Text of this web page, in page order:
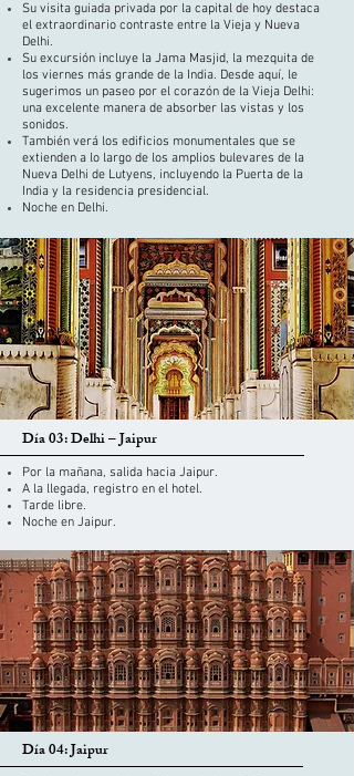
Su visita guiada privada por la capital de hoy destaca
el extraordinario contraste entre la Vieja y Nueva
Delhi.
Su excursión incluye la Jama Masjid, la mezquita de
los viernes más grande de la India. Desde aquí, le
sugerimos un paseo por el corazón de la Vieja Delhi:
una excelente manera de absorber las vistas y los
sonidos.
También verá los edificios monumentales que se
extienden a lo largo de los amplios bulevares de la
Nueva Delhi de Lutyens, incluyendo la Puerta de la
India y la residencia presidencial.
Noche en Delhi.
Día 03: Delhi – Jaipur
Por la mañana, salida hacia Jaipur.
A la llegada, registro en el hotel.
Tarde libre.
Noche en Jaipur.
Día 04: Jaipur